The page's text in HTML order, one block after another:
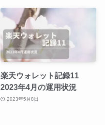
楽天ウォレット記録11
2023年4月の運用状況
2023年5月8日